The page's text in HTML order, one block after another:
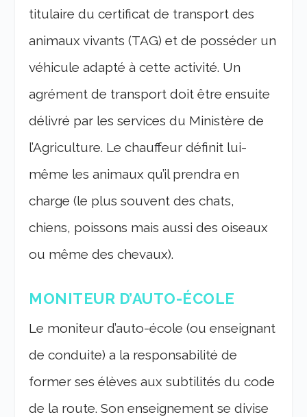
titulaire du certificat de transport des
animaux vivants (TAG) et de posséder un
véhicule adapté à cette activité. Un
agrément de transport doit être ensuite
délivré par les services du Ministère de
l’Agriculture. Le chauffeur définit lui-
même les animaux qu’il prendra en
charge (le plus souvent des chats,
chiens, poissons mais aussi des oiseaux
ou même des chevaux).
MONITEUR D’AUTO-ÉCOLE
Le moniteur d’auto-école (ou enseignant
de conduite) a la responsabilité de
former ses élèves aux subtilités du code
de la route. Son enseignement se divise